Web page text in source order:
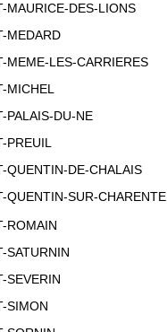
MAURICE-DES-LIONS
MEDARD
MEME-LES-CARRIERES
MICHEL
PALAIS-DU-NE
PREUIL
QUENTIN-DE-CHALAIS
QUENTIN-SUR-CHARENTE
ROMAIN
SATURNIN
SEVERIN
SIMON